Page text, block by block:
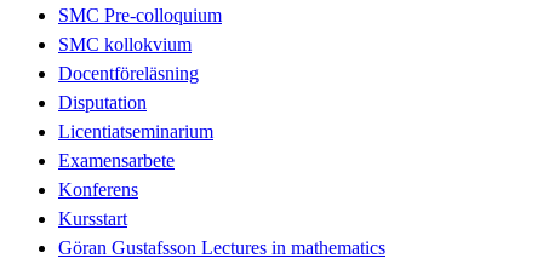
SMC Pre-colloquium
SMC kollokvium
Docentföreläsning
Disputation
Licentiatseminarium
Examensarbete
Konferens
Kursstart
Göran Gustafsson Lectures in mathematics